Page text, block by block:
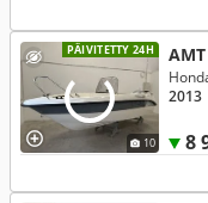
PÄIVITETTY 24H
10 8
2013